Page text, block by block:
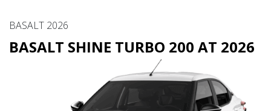
BASALT 2026
BASALT SHINE TURBO 200 AT 2026